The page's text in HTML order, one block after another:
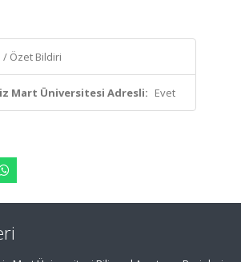
/ Özet Bildiri
Mart Üniversitesi Adresli: Evet